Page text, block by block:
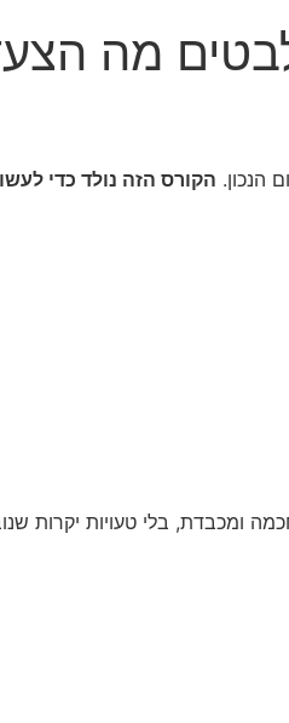
מה
הנכון. הקורס הזה נולד כדי
ומכבדת, בלי טעויות יקרות